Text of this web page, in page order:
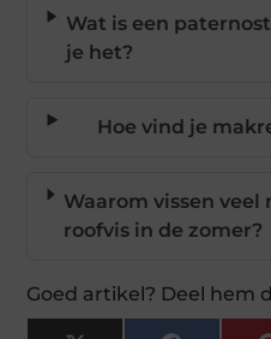
Wat is een
je het?
Hoe vind je
Waarom vissen veel
roofvis in de zomer?
Goed artikel? Deel hem